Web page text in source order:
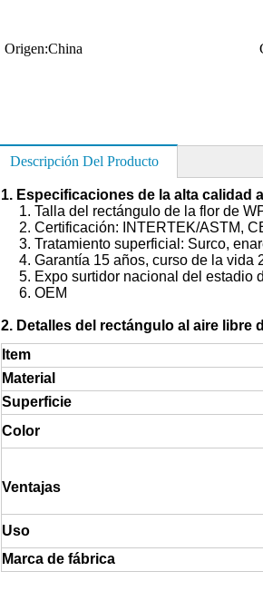
Origen:China
Descripción Del Producto
1. Especificaciones de la alta calidad
1. Talla del rectángulo de la flor de
2. Certificación: INTERTEK/ASTM,
3. Tratamiento superficial: Surco,
4. Garantía 15 años, curso de la vida
5. Expo surtidor nacional del estadio
6. OEM
2. Detalles del rectángulo al aire libre
Item
Material
Superficie
Color
Ventajas
Uso
Marca de fábrica